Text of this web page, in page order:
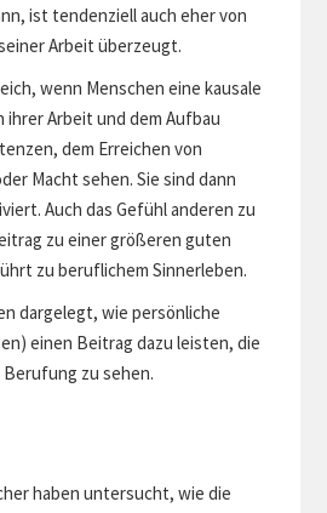
ist tendenziell auch eher von
Arbeit überzeugt.
wenn Menschen eine kausale
ihrer Arbeit und dem Aufbau
dem Erreichen von
Macht sehen. Sie sind dann
Auch das Gefühl anderen zu
zu einer größeren guten
zu beruflichem Sinnerleben.
dargelegt, wie persönliche
einen Beitrag dazu leisten, die
zu sehen.
haben untersucht, wie die